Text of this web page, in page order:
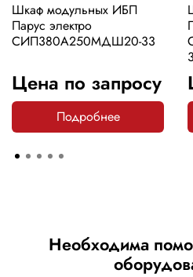
Шкаф модульных ИБП
Парус электро
СИП380А250МДШ20-33
Цена по запросу
Подробнее
Необходима